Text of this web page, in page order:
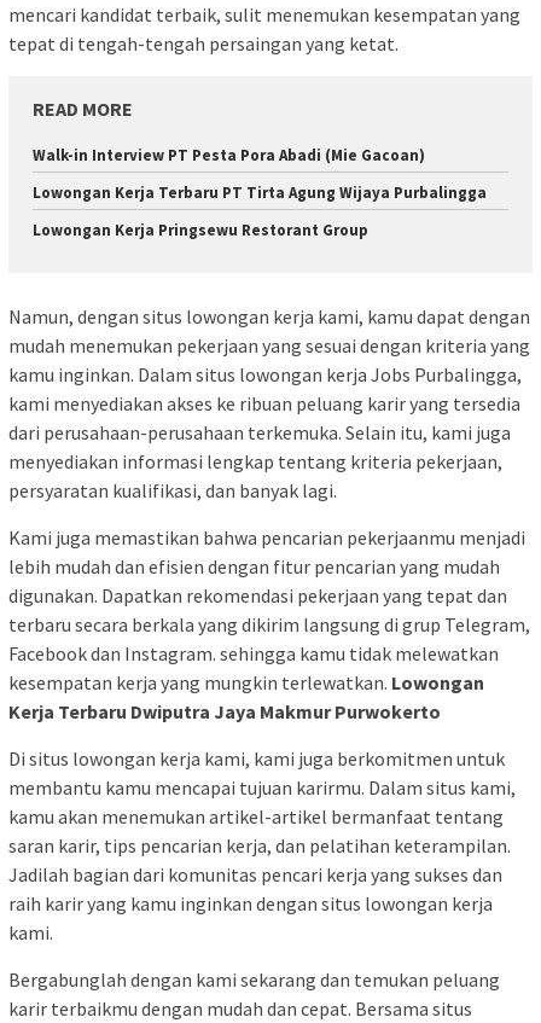
mencari kandidat terbaik, sulit menemukan kesempatan yang
tepat di tengah-tengah persaingan yang ketat.
READ MORE
Walk-in Interview PT Pesta Pora Abadi (Mie Gacoan)
Lowongan Kerja Terbaru PT Tirta Agung Wijaya Purbalingga
Lowongan Kerja Pringsewu Restorant Group
Namun, dengan situs lowongan kerja kami, kamu dapat dengan
mudah menemukan pekerjaan yang sesuai dengan kriteria yang
kamu inginkan. Dalam situs lowongan kerja Jobs Purbalingga,
kami menyediakan akses ke ribuan peluang karir yang tersedia
dari perusahaan-perusahaan terkemuka. Selain itu, kami juga
menyediakan informasi lengkap tentang kriteria pekerjaan,
persyaratan kualifikasi, dan banyak lagi.
Kami juga memastikan bahwa pencarian pekerjaanmu menjadi
lebih mudah dan efisien dengan fitur pencarian yang mudah
digunakan. Dapatkan rekomendasi pekerjaan yang tepat dan
terbaru secara berkala yang dikirim langsung di grup Telegram,
Facebook dan Instagram. sehingga kamu tidak melewatkan
kesempatan kerja yang mungkin terlewatkan. Lowongan
Kerja Terbaru Dwiputra Jaya Makmur Purwokerto
Di situs lowongan kerja kami, kami juga berkomitmen untuk
membantu kamu mencapai tujuan karirmu. Dalam situs kami,
kamu akan menemukan artikel-artikel bermanfaat tentang
saran karir, tips pencarian kerja, dan pelatihan keterampilan.
Jadilah bagian dari komunitas pencari kerja yang sukses dan
raih karir yang kamu inginkan dengan situs lowongan kerja
kami.
Bergabunglah dengan kami sekarang dan temukan peluang
karir terbaikmu dengan mudah dan cepat. Bersama situs